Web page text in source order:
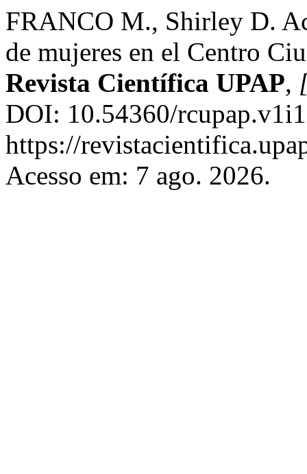
FRANCO M., Shirley D.
de mujeres en el Centro
Revista Científica UPAP,
DOI: 10.54360/
https://
Acesso em: 7 ago. 2026.